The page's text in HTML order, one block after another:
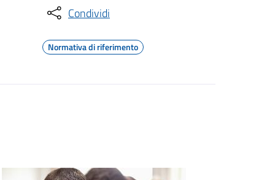
Condividi
Normativa di riferimento